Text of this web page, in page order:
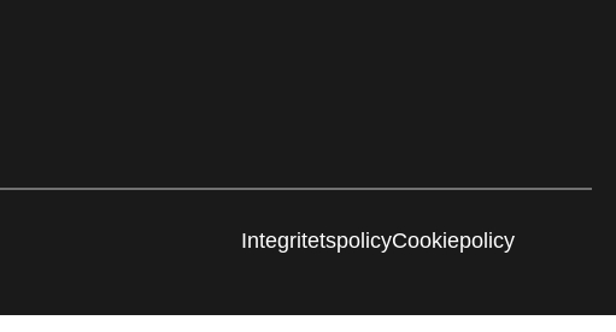
IntegritetspolicyCookiepolicy